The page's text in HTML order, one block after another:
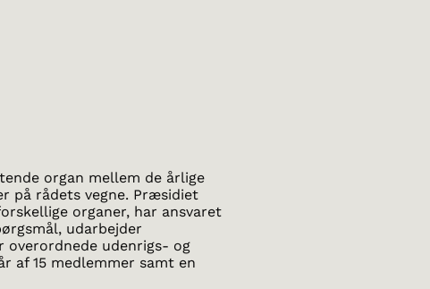
organ mellem de årlige
på rådets vegne. Præsidiet
organer, har ansvaret
udarbejder
overordnede udenrigs- og
af 15 medlemmer samt en